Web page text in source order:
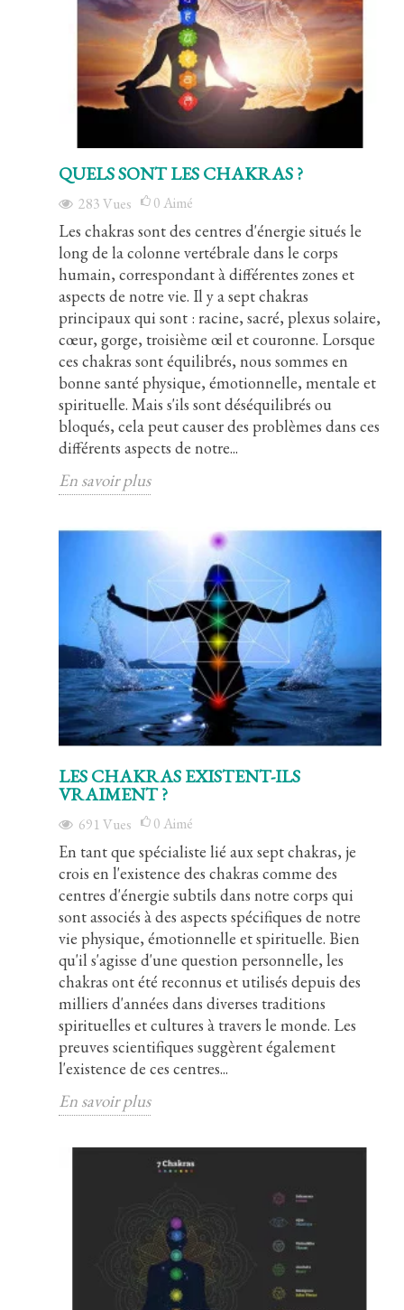
QUELS SONT LES CHAKRAS ?
283Vues 0Aimé
Les chakras sont des centres d'énergie situés le
long de la colonne vertébrale dans le corps
humain, correspondant à différentes zones et
aspects de notre vie. Il y a sept chakras
principaux qui sont : racine, sacré, plexus solaire,
cœur, gorge, troisième œil et couronne. Lorsque
ces chakras sont équilibrés, nous sommes en
bonne santé physique, émotionnelle, mentale et
spirituelle. Mais s'ils sont déséquilibrés ou
bloqués, cela peut causer des problèmes dans ces
différents aspects de notre...
En savoir plus
LES CHAKRAS EXISTENT-ILS
VRAIMENT ?
691Vues 0Aimé
En tant que spécialiste lié aux sept chakras, je
crois en l'existence des chakras comme des
centres d'énergie subtils dans notre corps qui
sont associés à des aspects spécifiques de notre
vie physique, émotionnelle et spirituelle. Bien
qu'il s'agisse d'une question personnelle, les
chakras ont été reconnus et utilisés depuis des
milliers d'années dans diverses traditions
spirituelles et cultures à travers le monde. Les
preuves scientifiques suggèrent également
l'existence de ces centres...
En savoir plus